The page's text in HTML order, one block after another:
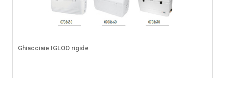
Ghiacciaie IGLOO rigide